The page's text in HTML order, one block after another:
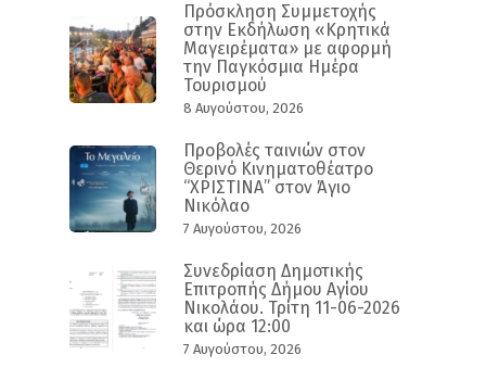
Πρόσκληση Συμμετοχής
στην Εκδήλωση «Κρητικά
Μαγειρέματα» με αφορμή
την Παγκόσμια Ημέρα
Τουρισμού
8 Αυγούστου, 2026
Προβολές ταινιών στον
Θερινό Κινηματοθέατρο
“ΧΡΙΣΤΙΝΑ” στον Άγιο
Νικόλαο
7 Αυγούστου, 2026
Συνεδρίαση Δημοτικής
Επιτροπής Δήμου Αγίου
Νικολάου. Τρίτη 11-06-2026
και ώρα 12:00
7 Αυγούστου, 2026